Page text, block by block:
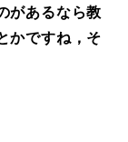
があるなら教
かですね，そ